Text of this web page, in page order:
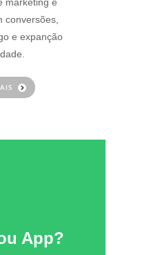
conversões,
e expanção
App?